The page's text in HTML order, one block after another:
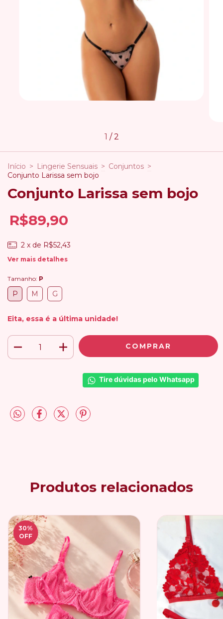
1 /2
Início > Lingerie Sensuais > Conjuntos >
Conjunto Larissa sem bojo
Conjunto Larissa sem bojo
R$89,90
2 x de R$52,43
Ver mais detalhes
Tamanho: P
P M G
Eita, essa é a última unidade!
Tire dúvidas pelo Whatsapp
Produtos relacionados
30%
OFF